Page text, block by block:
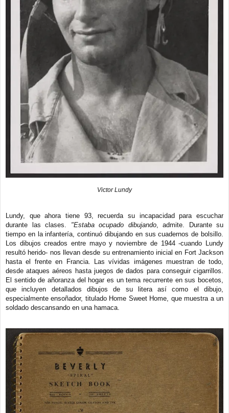
Victor Lundy
Lundy, que ahora tiene 93, recuerda su incapacidad para escuchar
durante las clases. "Estaba ocupado dibujando, admite. Durante su
tiempo en la infantería, continuó dibujando en sus cuadernos de bolsillo.
Los dibujos creados entre mayo y noviembre de 1944 -cuando Lundy
resultó herido- nos llevan desde su entrenamiento inicial en Fort Jackson
hasta el frente en Francia. Las vívidas imágenes muestran de todo,
desde ataques aéreos hasta juegos de dados para conseguir cigarrillos.
El sentido de añoranza del hogar es un tema recurrente en sus bocetos,
que incluyen detallados dibujos de su litera así como el dibujo,
especialmente ensoñador, titulado Home Sweet Home, que muestra a un
soldado descansando en una hamaca.